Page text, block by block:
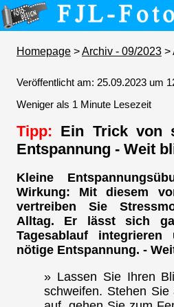
Homepage >Archiv - 09/2023 >
Veröffentlicht am: 25.09.2023 um
Weniger als 1 Minute Lesezeit
Tipp: Ein Trick von
Entspannung - Weit
Kleine
Wirkung: Mit diesem
vertreiben Sie
Alltag. Er lässt sich
Tagesablauf
nötige Entspannung. -
» Lassen Sie Ihren
schweifen. Stehen Sie